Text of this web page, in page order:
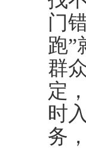
门
跑”
群
定
时
务